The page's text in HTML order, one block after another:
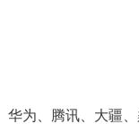
华为、腾讯、大疆